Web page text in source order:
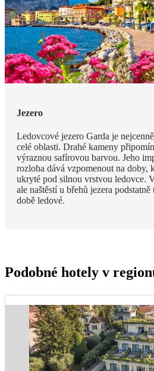
Jezero
Ledovcové jezero Garda je
celé oblasti. Drahé kameny
výraznou safírovou barvou. Jeho
rozloha dává vzpomenout na doby,
ukryté pod silnou vrstvou ledovce.
ale naštěstí u břehů jezera
době ledové.
Podobné hotely v